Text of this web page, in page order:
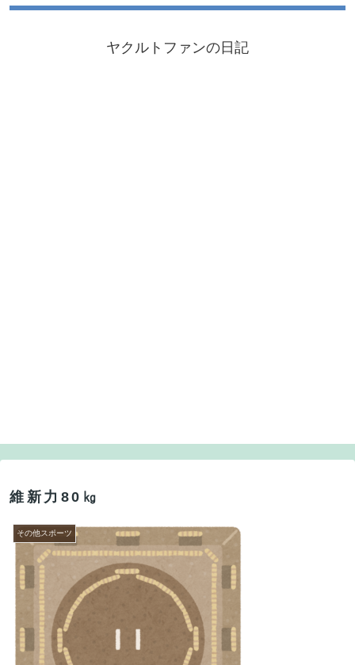
ヤクルトファンの日記
維新力80㎏
その他スポーツ